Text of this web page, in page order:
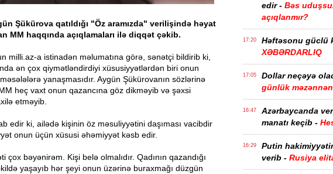
Şükürova qatıldığı "Öz aramızda" verilişində həyat
MM haqqında açıqlamaları ilə diqqət çəkib.
milli.az-a istinadən məlumatına görə, sənətçi bildirib ki,
ən çox qiymətləndirdiyi xüsusiyyətlərdən biri onun
yanaşmasıdır. Aygün Şükürovanın sözlərinə
heç vaxt onun qazancına göz dikməyib və şəxsi
etməyib.
edir ki, ailədə kişinin öz məsuliyyətini daşıması vacibdir
onun üçün xüsusi əhəmiyyət kəsb edir.
çox bəyənirəm. Kişi belə olmalıdır. Qadının qazandığı
yaşayıb hər şeyi onun üzərinə buraxmağı düzgün
edir - Bəs
açıqlanmır?
17:20
Həftəsonu güclü
XƏBƏRDARLIQ
17:05 Dollar neçəyə
günlük
16:47
Azərbaycanda
manatı keçib -
16:29
Putin
verib - Rusiya